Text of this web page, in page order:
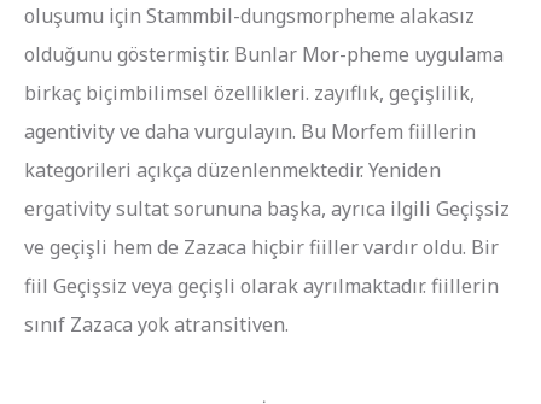
oluşumu için Stammbil-dungsmorpheme alakasız
olduğunu göstermiştir. Bunlar Mor-pheme uygulama
birkaç biçimbilimsel özellikleri. zayıflık, geçişlilik,
agentivity ve daha vurgulayın. Bu Morfem fiillerin
kategorileri açıkça düzenlenmektedir. Yeniden
ergativity sultat sorununa başka, ayrıca ilgili Geçişsiz
ve geçişli hem de Zazaca hiçbir fiiller vardır oldu. Bir
fiil Geçişsiz veya geçişli olarak ayrılmaktadır. fiillerin
sınıf Zazaca yok atransitiven.